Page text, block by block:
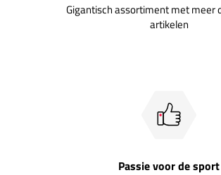
Gigantisch assortiment met meer
artikelen
Passie voor de sport